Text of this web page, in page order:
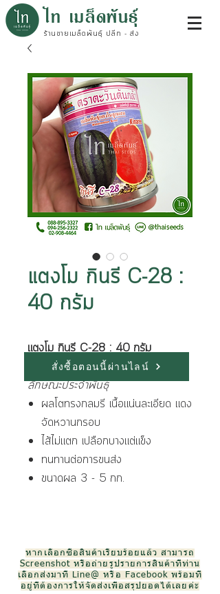
ไท เมล็ดพันธุ์
ร้านขายเมล็ดพันธุ์ ปลีก - ส่ง
แตงโม กินรี C-28 :
40 กรัม
แตงโม กินรี C-28 : 40 กรัม
ลักษณะประจำพันธุ์
ผลโตทรงกลมรี เนื้อแน่นละเอียด แดง
จัดหวานกรอบ
ไส้ไม่แตก เปลือกบางแต่แข็ง
ทนทานต่อการขนส่ง
ขนาดผล 3 - 5 กก.
สั่งซื้อตอนนี้ผ่านไลน์
หากเลือกซื้อสินค้าเรียบร้อยแล้ว สามารถ
Screenshot หรือถ่ายรูปรายการสินค้าที่ท่าน
เลือกส่งมาที่ Line@ หรือ Facebook พร้อมที่
อยู่ที่ต้องการให้จัดส่งเพื่อสรุปยอดได้เลยค่ะ